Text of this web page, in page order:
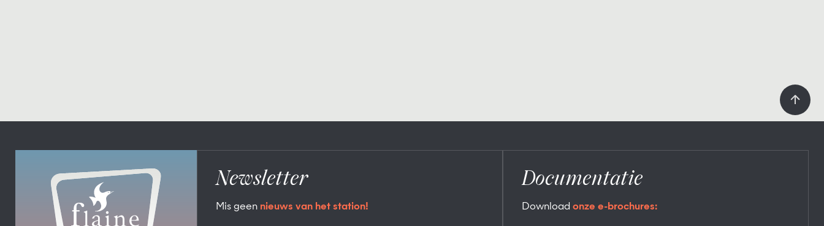
Newsletter
Mis geen nieuws van het station!
Documentatie
Download onze e-brochures: